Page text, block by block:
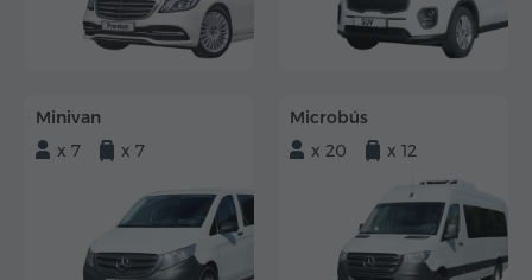
Minivan
x 7
x 7
Microbús
x 20
x 12